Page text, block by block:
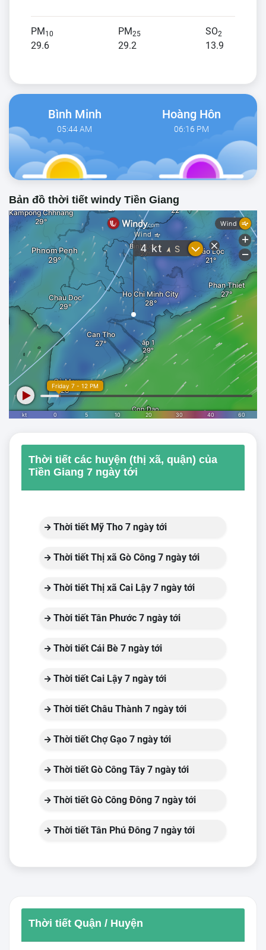
PM10
29.6
PM25
29.2
SO2
13.9
Bình Minh
05:44 AM
Hoàng Hôn
06:16 PM
Bản đồ thời tiết windy Tiền Giang
Thời tiết các huyện (thị xã, quận) của
Tiền Giang 7 ngày tới
Thời tiết Mỹ Tho 7 ngày tới
Thời tiết Thị xã Gò Công 7 ngày tới
Thời tiết Thị xã Cai Lậy 7 ngày tới
Thời tiết Tân Phước 7 ngày tới
Thời tiết Cái Bè 7 ngày tới
Thời tiết Cai Lậy 7 ngày tới
Thời tiết Châu Thành 7 ngày tới
Thời tiết Chợ Gạo 7 ngày tới
Thời tiết Gò Công Tây 7 ngày tới
Thời tiết Gò Công Đông 7 ngày tới
Thời tiết Tân Phú Đông 7 ngày tới
Thời tiết Quận / Huyện